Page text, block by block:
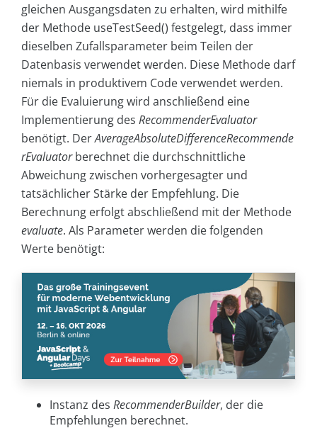
gleichen Ausgangsdaten zu erhalten, wird mithilfe
der Methode useTestSeed() festgelegt, dass immer
dieselben Zufallsparameter beim Teilen der
Datenbasis verwendet werden. Diese Methode darf
niemals in produktivem Code verwendet werden.
Für die Evaluierung wird anschließend eine
Implementierung des RecommenderEvaluator
benötigt. DerAverageAbsoluteDifferenceRecommende
rEvaluatorberechnet die durchschnittliche
Abweichung zwischen vorhergesagter und
tatsächlicher Stärke der Empfehlung. Die
Berechnung erfolgt abschließend mit der Methode
evaluate. Als Parameter werden die folgenden
Werte benötigt:
Instanz des RecommenderBuilder, der die
Empfehlungen berechnet.